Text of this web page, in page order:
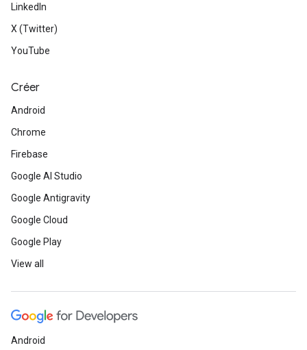
LinkedIn
X (Twitter)
YouTube
Créer
Android
Chrome
Firebase
Google AI Studio
Google Antigravity
Google Cloud
Google Play
View all
Android